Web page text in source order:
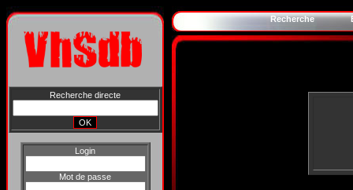
Recherche directe
Login
Mot de passe
Recherche